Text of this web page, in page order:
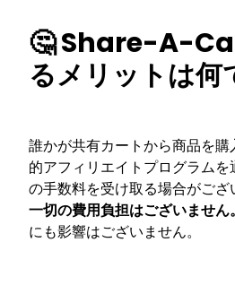
🤔 Share-A-
るメリットは何
誰かが共有カートから商品を
的アフィリエイトプログラム
の手数料を受け取る場合がござ
一切の費用負担はございません。
にも影響はございません。